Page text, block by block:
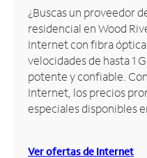
Inglés
Administrar
cuenta
Encuentra
una
tienda
¿Buscas un proveedor
residencial en Wood
Internet con fibra
velocidades de hasta 1
potente y confiable.
Internet, los precios
especiales disponibles
Ver ofertas de Internet